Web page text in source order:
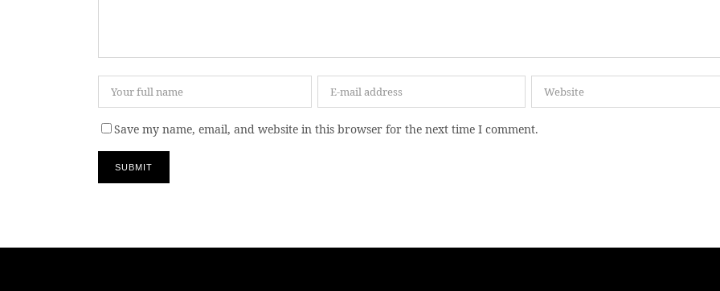
Save my name, email, and website in this browser for the next time I comment.